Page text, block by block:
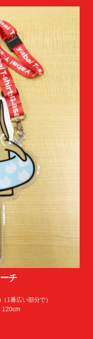
チ
1番広い部分で）